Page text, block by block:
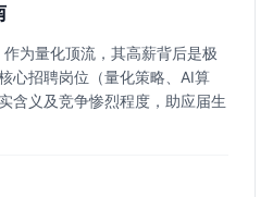
为量化顶流，其高薪背后是极
心招聘岗位（量化策略、AI算
含义及竞争惨烈程度，助应届生